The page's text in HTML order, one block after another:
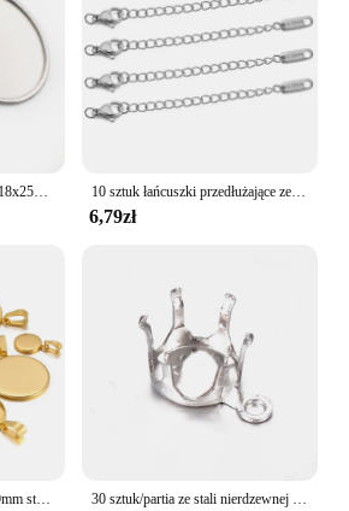
10 sztuk łańcuszki przedłużające ze stali nierdzewnej z zapięciami homara złącze Link naszyjnik ogon Making DIY akcesoria do bransoletek
6,79zł